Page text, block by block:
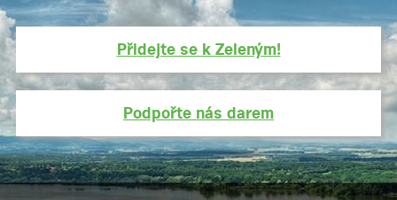
Přidejte se k Zeleným!
Podpořte nás darem